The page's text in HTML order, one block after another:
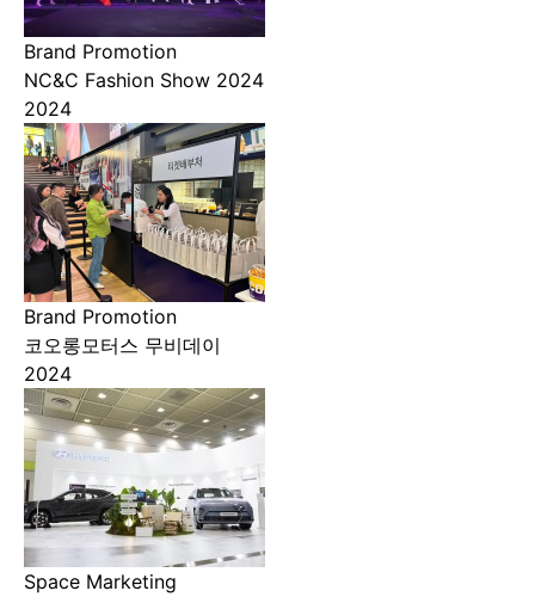
Brand Promotion
NC&C Fashion Show 2024
2024
Brand Promotion
코오롱모터스 무비데이
2024
Space Marketing